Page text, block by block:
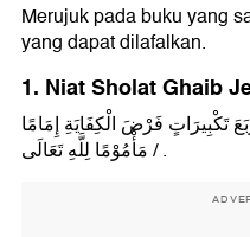
Merujuk pada buku yang
yang dapat dilafalkan.
1. Niat Sholat Ghaib
تَكْبِيرَاتٍ فَرْضَ الْكِفَايَةِ إِمَامًا
/ مَأْمُوْمًا لِلَّهِ تَعَالَى .